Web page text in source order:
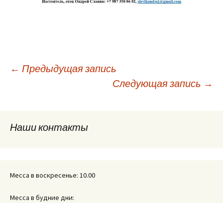
Навигация
записям
← Предыдущая запись
Следующая запись →
Наши контакты
Месса в воскресенье: 10.00
Месса в будние дни: